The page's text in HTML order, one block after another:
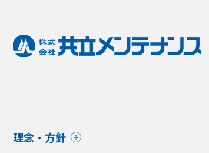
理念・方針